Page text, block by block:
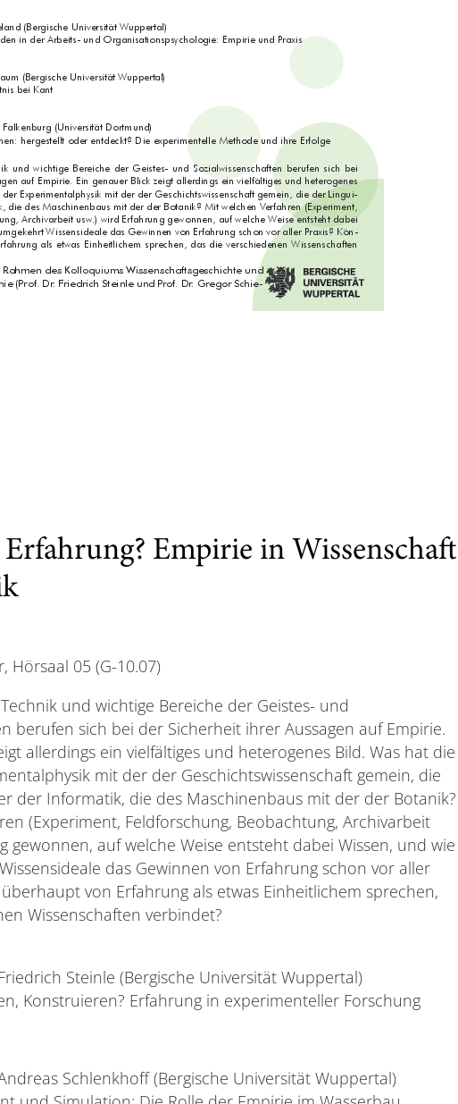
Erfahrung? Empirie in Wissenschaft
Hörsaal 05 (G-10.07)
und wichtige Bereiche der Geistes- und
berufen sich bei der Sicherheit ihrer Aussagen auf Empirie.
allerdings ein vielfältiges und heterogenes Bild. Was hat die
mit der der Geschichtswissenschaft gemein, die
der Informatik, die des Maschinenbaus mit der der Botanik?
(Experiment, Feldforschung, Beobachtung, Archivarbeit
gewonnen, auf welche Weise entsteht dabei Wissen, und wie
das Gewinnen von Erfahrung schon vor aller
von Erfahrung als etwas Einheitlichem sprechen,
Wissenschaften verbindet?
Steinle (Bergische Universität Wuppertal)
Konstruieren? Erfahrung in experimenteller Forschung
Schlenkhoff (Bergische Universität Wuppertal)